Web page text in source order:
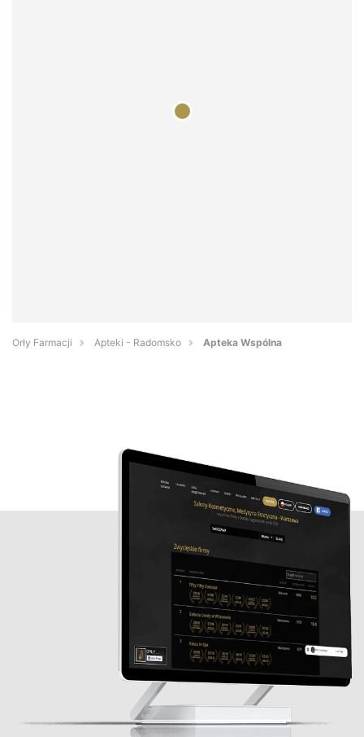
Orły Farmacji Apteki - Radomsko Apteka Wspólna